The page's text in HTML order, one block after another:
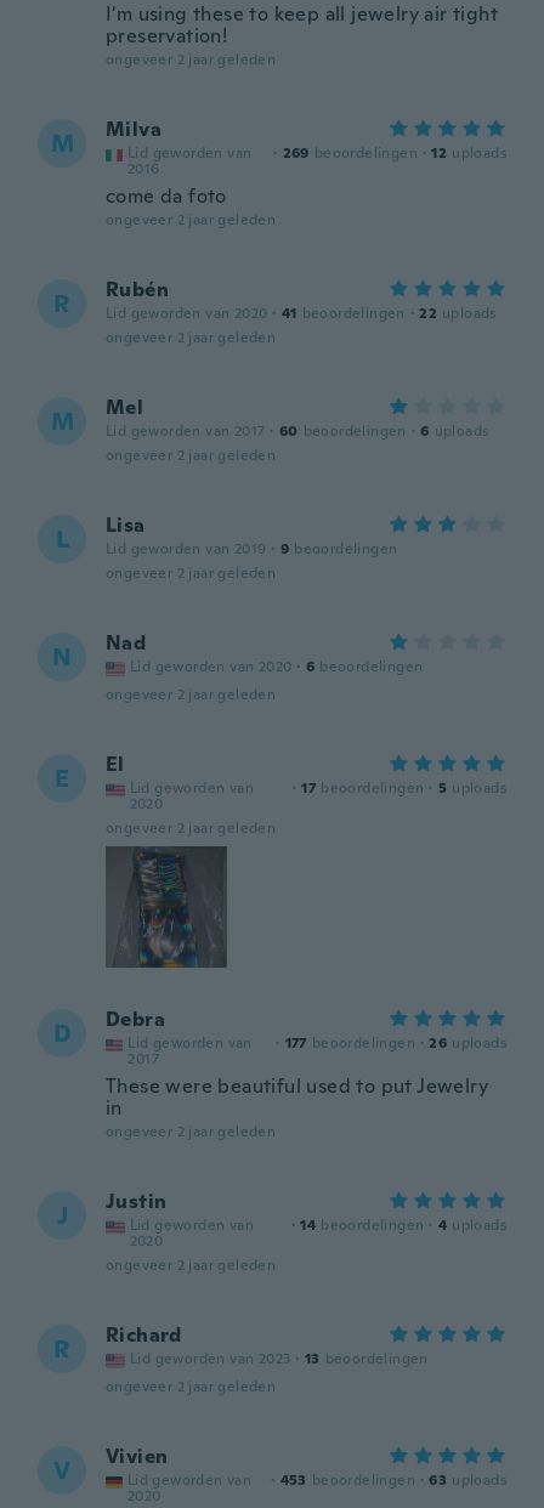
I'm using these to keep all jewelry air tight
preservation!
ongeveer 2 jaar geleden
M Milva
Lid geworden van
2016
· 269 beoordelingen · 12 uploads
come da foto
ongeveer 2 jaar geleden
R Rubén
Lid geworden van 2020 · 41 beoordelingen · 22 uploads
ongeveer 2 jaar geleden
M Mel
Lid geworden van 2017 · 60 beoordelingen · 6 uploads
ongeveer 2 jaar geleden
L Lisa
Lid geworden van 2019 · 9 beoordelingen
ongeveer 2 jaar geleden
N Nad
Lid geworden van 2020 · 6 beoordelingen
ongeveer 2 jaar geleden
E El
Lid geworden van
2020
· 17 beoordelingen · 5 uploads
ongeveer 2 jaar geleden
D Debra
Lid geworden van
2017
· 177 beoordelingen · 26 uploads
These were beautiful used to put Jewelry
in
ongeveer 2 jaar geleden
J Justin
Lid geworden van
2020
· 14 beoordelingen · 4 uploads
ongeveer 2 jaar geleden
R Richard
Lid geworden van 2023 · 13 beoordelingen
ongeveer 2 jaar geleden
V Vivien
Lid geworden van
2020
· 453 beoordelingen · 63 uploads